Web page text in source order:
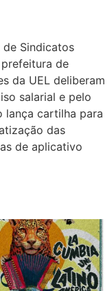
Sindicatos
de
da UEL deliberam
salarial e pelo
lança cartilha para
das
de aplicativo